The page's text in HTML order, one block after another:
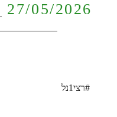
27/05/2026
#רצי1נל